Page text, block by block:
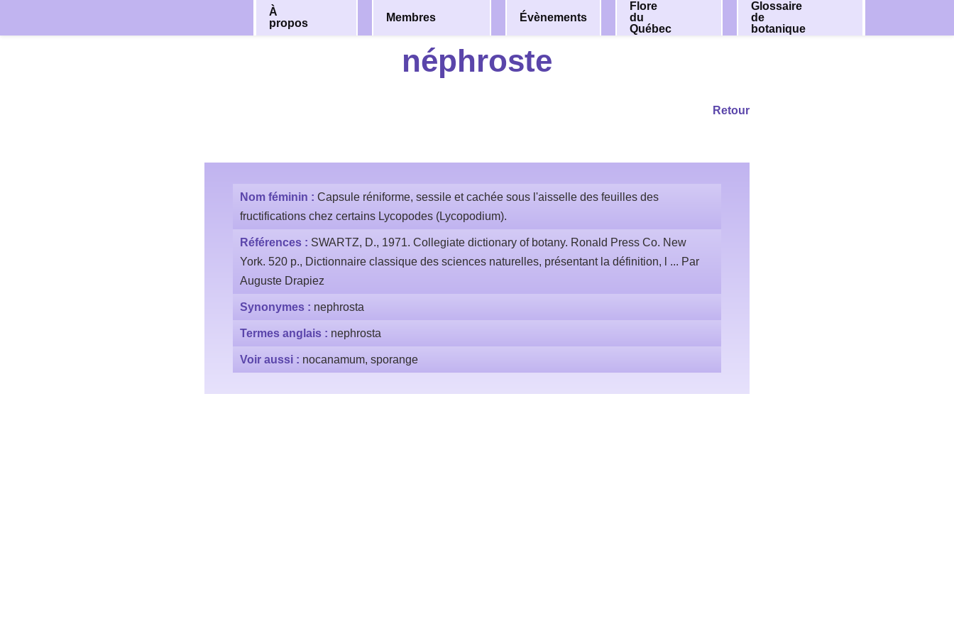
Aller
À
propos
Membres Évènements
Flore
du
Québec
Glossaire
de
botanique
néphroste
Retour
Nom féminin : Capsule réniforme, sessile et cachée sous l'aisselle des feuilles des
fructifications chez certains Lycopodes (Lycopodium).
Références : SWARTZ, D., 1971. Collegiate dictionary of botany. Ronald Press Co. New
York. 520 p., Dictionnaire classique des sciences naturelles, présentant la définition, l ... Par
Auguste Drapiez
Synonymes : nephrosta
Termes anglais : nephrosta
Voir aussi : nocanamum, sporange